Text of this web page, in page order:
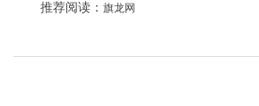
推荐阅读： 旗龙网